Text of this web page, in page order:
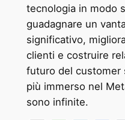
tecnologia in modo
guadagnare un
significativo,
clienti e costruire
futuro del customer
più immerso nel
sono infinite.